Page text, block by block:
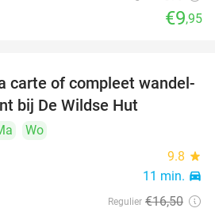
€9,95
34%
carte of compleet wandel-
bij De Wildse Hut
Wo
9.8 star
11 min. directions_car
Regulier €16,50